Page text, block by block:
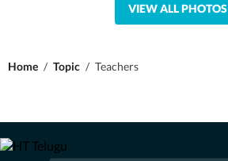
VIEW ALL PHOTOS
Home / Topic / Teachers